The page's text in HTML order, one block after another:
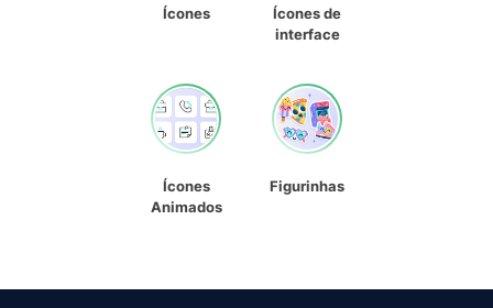
Ícones
Ícones de
interface
Ícones
Animados
Figurinhas